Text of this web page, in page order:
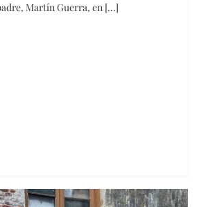
Martín Guerra, en [...]